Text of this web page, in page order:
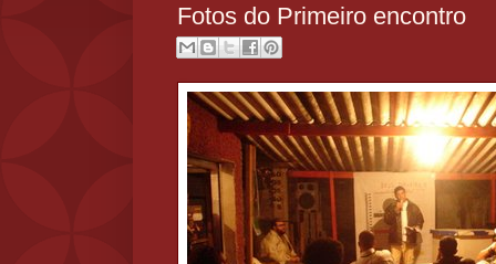
Fotos do Primeiro encontro